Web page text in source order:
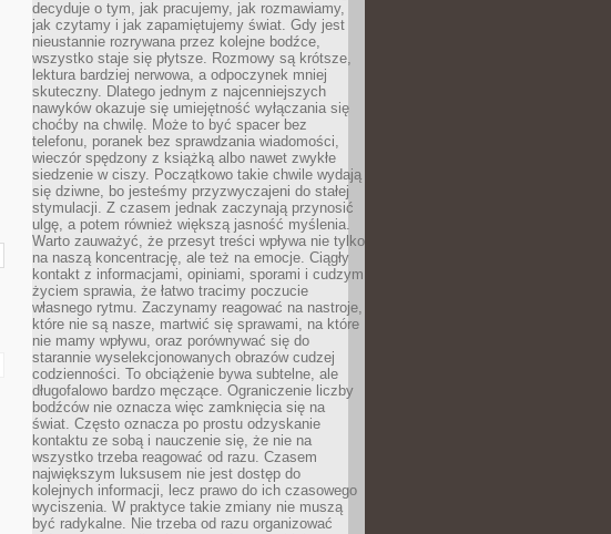
decyduje o tym, jak pracujemy, jak rozmawiamy,
jak czytamy i jak zapamiętujemy świat. Gdy jest
nieustannie rozrywana przez kolejne bodźce,
wszystko staje się płytsze. Rozmowy są krótsze,
lektura bardziej nerwowa, a odpoczynek mniej
skuteczny. Dlatego jednym z najcenniejszych
nawyków okazuje się umiejętność wyłączania się
choćby na chwilę. Może to być spacer bez
telefonu, poranek bez sprawdzania wiadomości,
wieczór spędzony z książką albo nawet zwykłe
siedzenie w ciszy. Początkowo takie chwile wydają
się dziwne, bo jesteśmy przyzwyczajeni do stałej
stymulacji. Z czasem jednak zaczynają przynosić
ulgę, a potem również większą jasność myślenia.
Warto zauważyć, że przesyt treści wpływa nie tylko
na naszą koncentrację, ale też na emocje. Ciągły
kontakt z informacjami, opiniami, sporami i cudzym
życiem sprawia, że łatwo tracimy poczucie
własnego rytmu. Zaczynamy reagować na nastroje,
które nie są nasze, martwić się sprawami, na które
nie mamy wpływu, oraz porównywać się do
starannie wyselekcjonowanych obrazów cudzej
codzienności. To obciążenie bywa subtelne, ale
długofalowo bardzo męczące. Ograniczenie liczby
bodźców nie oznacza więc zamknięcia się na
świat. Często oznacza po prostu odzyskanie
kontaktu ze sobą i nauczenie się, że nie na
wszystko trzeba reagować od razu. Czasem
największym luksusem nie jest dostęp do
kolejnych informacji, lecz prawo do ich czasowego
wyciszenia. W praktyce takie zmiany nie muszą
być radykalne. Nie trzeba od razu organizować